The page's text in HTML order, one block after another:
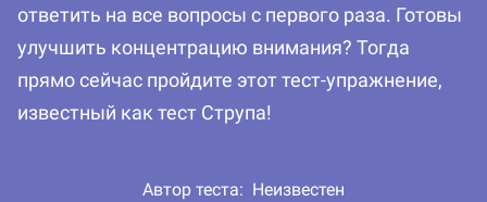
ответить на все вопросы с первого раза. Готовы
улучшить концентрацию внимания? Тогда
прямо сейчас пройдите этот тест-упражнение,
известный как тест Струпа!
Автор теста: Неизвестен